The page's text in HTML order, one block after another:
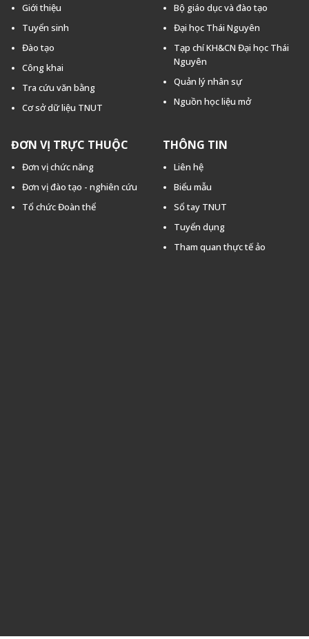
Giới thiệu
Tuyển sinh
Đào tạo
Công khai
Tra cứu văn bằng
Cơ sở dữ liệu TNUT
Bộ giáo dục và đào tạo
Đại học Thái Nguyên
Tạp chí KH&CN Đại học Thái
Nguyên
Quản lý nhân sự
Nguồn học liệu mở
ĐƠN VỊ TRỰC THUỘC
Đơn vị chức năng
Đơn vị đào tạo - nghiên cứu
Tổ chức Đoàn thể
THÔNG TIN
Liên hệ
Biểu mẫu
Sổ tay TNUT
Tuyển dụng
Tham quan thực tế ảo